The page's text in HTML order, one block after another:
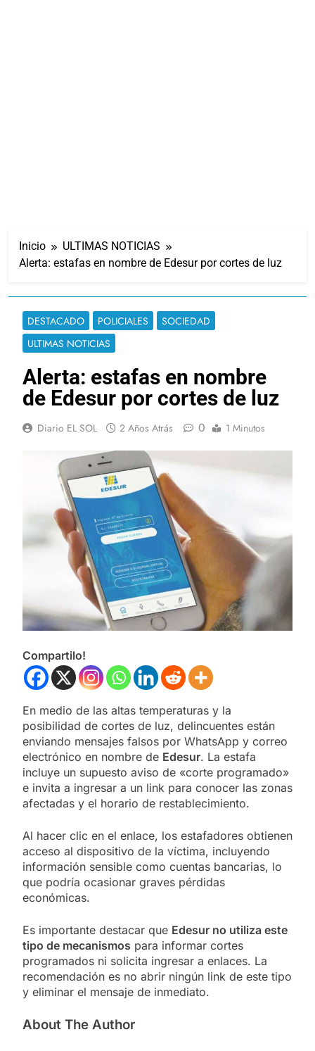
Inicio
ULTIMAS NOTICIAS
Alerta: estafas en nombre de Edesur por cortes de luz
DESTACADO POLICIALES
SOCIEDAD
ULTIMAS NOTICIAS
Alerta: estafas en nombre
de Edesur por cortes de luz
Diario EL SOL 2 Años Atrás 0 1 Minutos
Compartilo!
En medio de las altas temperaturas y la
posibilidad de cortes de luz, delincuentes están
enviando mensajes falsos por WhatsApp y correo
electrónico en nombre de Edesur. La estafa
incluye un supuesto aviso de «corte programado»
e invita a ingresar a un link para conocer las zonas
afectadas y el horario de restablecimiento.
Al hacer clic en el enlace, los estafadores obtienen
acceso al dispositivo de la víctima, incluyendo
información sensible como cuentas bancarias, lo
que podría ocasionar graves pérdidas
económicas.
Es importante destacar que Edesur no utiliza este
tipo de mecanismos para informar cortes
programados ni solicita ingresar a enlaces. La
recomendación es no abrir ningún link de este tipo
y eliminar el mensaje de inmediato.
About The Author